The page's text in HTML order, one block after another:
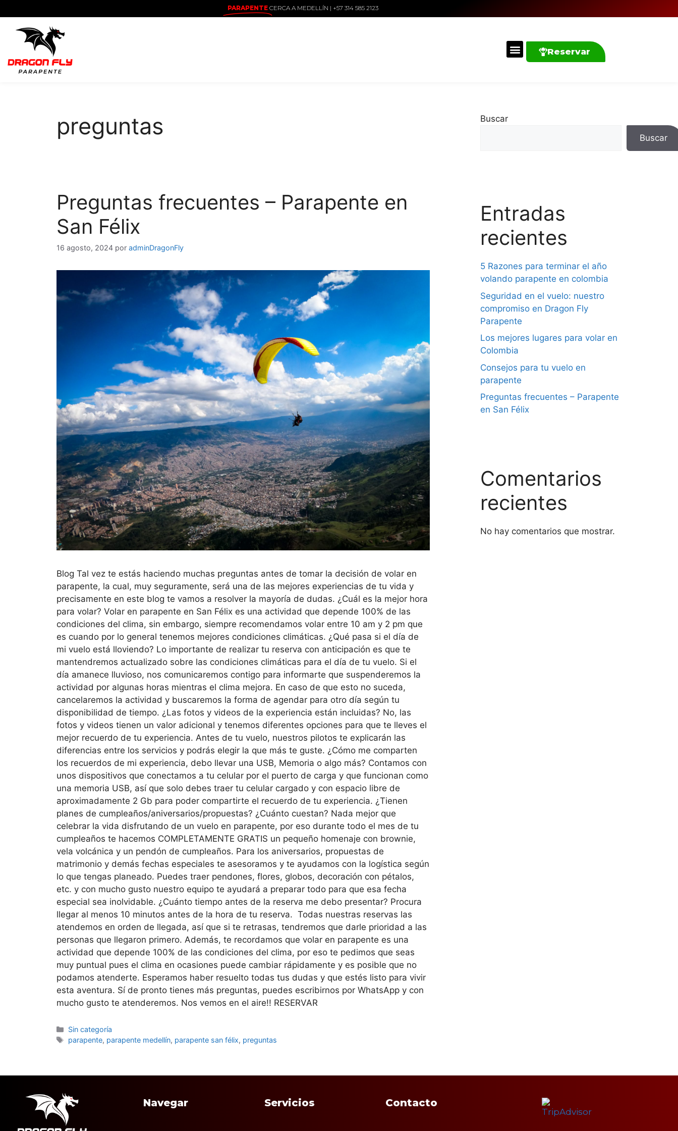
PARAPENTE CERCA A MEDELLÍN | +57 314 585 2123
Reservar
preguntas
Preguntas frecuentes – Parapente en
San Félix
16 agosto, 2024 por adminDragonFly
Blog Tal vez te estás haciendo muchas preguntas antes de tomar la decisión de volar en
parapente, la cual, muy seguramente, será una de las mejores experiencias de tu vida y
precisamente en este blog te vamos a resolver la mayoría de dudas. ¿Cuál es la mejor hora
para volar? Volar en parapente en San Félix es una actividad que depende 100% de las
condiciones del clima, sin embargo, siempre recomendamos volar entre 10 am y 2 pm que
es cuando por lo general tenemos mejores condiciones climáticas. ¿Qué pasa si el día de
mi vuelo está lloviendo? Lo importante de realizar tu reserva con anticipación es que te
mantendremos actualizado sobre las condiciones climáticas para el día de tu vuelo. Si el
día amanece lluvioso, nos comunicaremos contigo para informarte que suspenderemos la
actividad por algunas horas mientras el clima mejora. En caso de que esto no suceda,
cancelaremos la actividad y buscaremos la forma de agendar para otro día según tu
disponibilidad de tiempo. ¿Las fotos y videos de la experiencia están incluidas? No, las
fotos y videos tienen un valor adicional y tenemos diferentes opciones para que te lleves el
mejor recuerdo de tu experiencia. Antes de tu vuelo, nuestros pilotos te explicarán las
diferencias entre los servicios y podrás elegir la que más te guste. ¿Cómo me comparten
los recuerdos de mi experiencia, debo llevar una USB, Memoria o algo más? Contamos con
unos dispositivos que conectamos a tu celular por el puerto de carga y que funcionan como
una memoria USB, así que solo debes traer tu celular cargado y con espacio libre de
aproximadamente 2 Gb para poder compartirte el recuerdo de tu experiencia. ¿Tienen
planes de cumpleaños/aniversarios/propuestas? ¿Cuánto cuestan? Nada mejor que
celebrar la vida disfrutando de un vuelo en parapente, por eso durante todo el mes de tu
cumpleaños te hacemos COMPLETAMENTE GRATIS un pequeño homenaje con brownie,
vela volcánica y un pendón de cumpleaños. Para los aniversarios, propuestas de
matrimonio y demás fechas especiales te asesoramos y te ayudamos con la logística según
lo que tengas planeado. Puedes traer pendones, flores, globos, decoración con pétalos,
etc. y con mucho gusto nuestro equipo te ayudará a preparar todo para que esa fecha
especial sea inolvidable. ¿Cuánto tiempo antes de la reserva me debo presentar? Procura
llegar al menos 10 minutos antes de la hora de tu reserva. Todas nuestras reservas las
atendemos en orden de llegada, así que si te retrasas, tendremos que darle prioridad a las
personas que llegaron primero. Además, te recordamos que volar en parapente es una
actividad que depende 100% de las condiciones del clima, por eso te pedimos que seas
muy puntual pues el clima en ocasiones puede cambiar rápidamente y es posible que no
podamos atenderte. Esperamos haber resuelto todas tus dudas y que estés listo para vivir
esta aventura. Sí de pronto tienes más preguntas, puedes escribirnos por WhatsApp y con
mucho gusto te atenderemos. Nos vemos en el aire!! RESERVAR
Sin categoría
parapente, parapente medellín, parapente san félix, preguntas
Buscar
Buscar
Entradas
recientes
5 Razones para terminar el año
volando parapente en colombia
Seguridad en el vuelo: nuestro
compromiso en Dragon Fly
Parapente
Los mejores lugares para volar en
Colombia
Consejos para tu vuelo en
parapente
Preguntas frecuentes – Parapente
en San Félix
Comentarios
recientes
No hay comentarios que mostrar.
Navegar Servicios Contacto